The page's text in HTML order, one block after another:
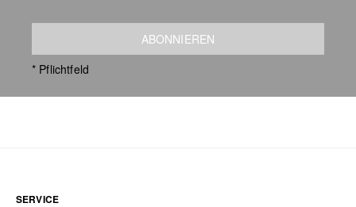
ABONNIEREN
* Pflichtfeld
SERVICE